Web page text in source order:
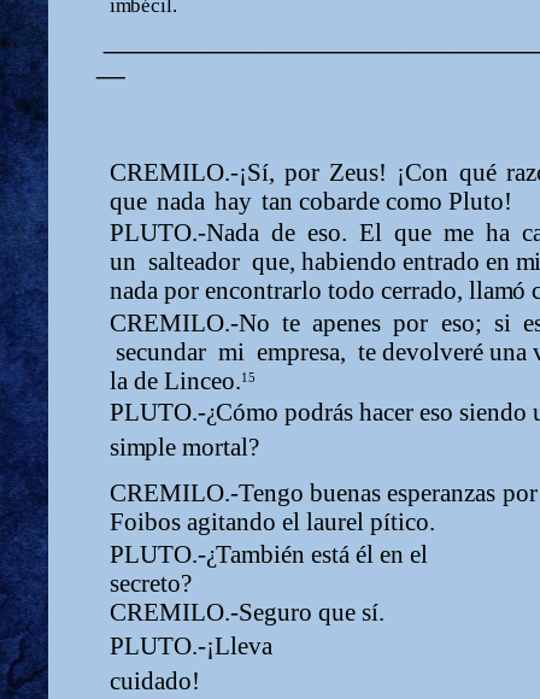
imbécil.
CREMILO.-¡Sí, por Zeus! ¡Con qué
que nada hay tan cobarde como Pluto!
PLUTO.-Nada de eso. El que me ha
un salteador que, habiendo entrado en m
nada por encontrarlo todo cerrado, llamó
CREMILO.-No te apenes por eso; si
secundar mi empresa, te devolveré una
la de Linceo.15
PLUTO.-¿Cómo podrás hacer eso siendo
simplemortal?
CREMILO.-Tengo buenas esperanzas por
Foibos agitando el laurel pítico.
PLUTO.-¿También está él en el
secreto?
CREMILO.-Seguro que sí.
PLUTO.-¡Lleva
cuidado!